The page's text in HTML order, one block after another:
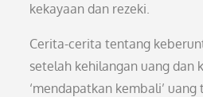
kekayaan dan rezeki.
Cerita-cerita tentang
setelah kehilangan uang dan
‘mendapatkan kembali’